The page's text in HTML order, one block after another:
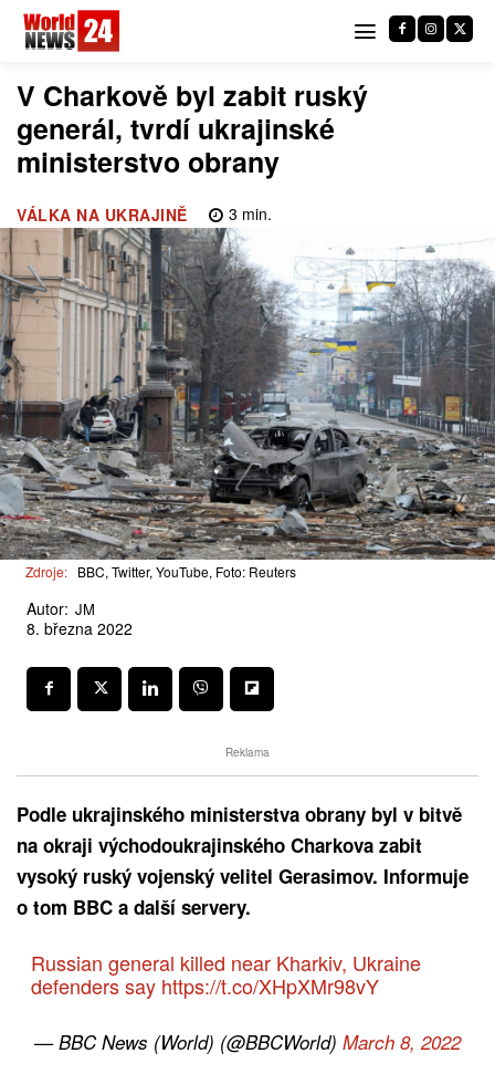
V Charkově byl zabit ruský
generál, tvrdí ukrajinské
ministerstvo obrany
VÁLKA NA UKRAJINĚ 3 min.
Zdroje: BBC, Twitter, YouTube, Foto: Reuters
Autor: JM
8. března 2022
Reklama
Podle ukrajinského ministerstva obrany byl v bitvě
na okraji východoukrajinského Charkova zabit
vysoký ruský vojenský velitel Gerasimov. Informuje
o tom BBC a další servery.
Russian general killed near Kharkiv, Ukraine
defenders say https://t.co/XHpXMr98vY
— BBC News (World) (@BBCWorld) March 8, 2022